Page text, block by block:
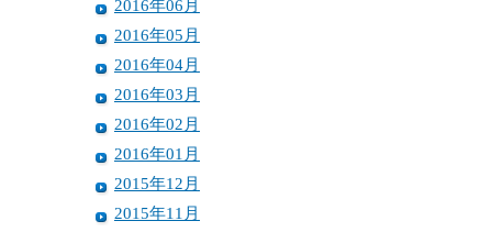
2016年06月
2016年05月
2016年04月
2016年03月
2016年02月
2016年01月
2015年12月
2015年11月